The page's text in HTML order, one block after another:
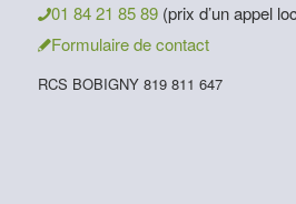
01 84 21 85 89 (prix d’un appel
Formulaire de contact
RCS BOBIGNY 819 811 647